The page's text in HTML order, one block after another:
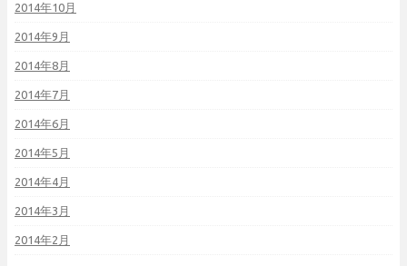
2014年10月
2014年9月
2014年8月
2014年7月
2014年6月
2014年5月
2014年4月
2014年3月
2014年2月